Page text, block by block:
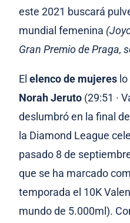
este 2021 buscará
mundial femenina
Gran Premio de Praga,
Elelenco de mujeres
Norah Jeruto (29:51 ·
deslumbró en la final
la Diamond League
pasado 8 de
que se ha marcado
temporada el 10K
mundo de 5.000ml).